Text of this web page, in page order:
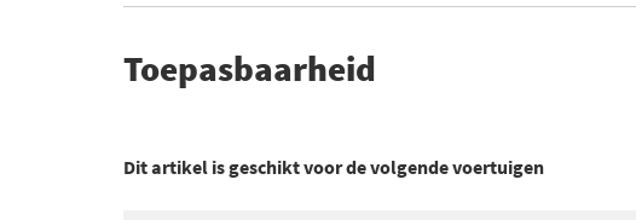
Toepasbaarheid
Dit artikel is geschikt voor de volgende voertuigen